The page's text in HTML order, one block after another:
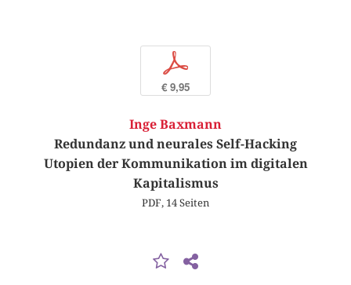
p
€ 9,95
Inge Baxmann
Redundanz und neurales Self-Hacking
Utopien der Kommunikation im digitalen
Kapitalismus
PDF, 14 Seiten